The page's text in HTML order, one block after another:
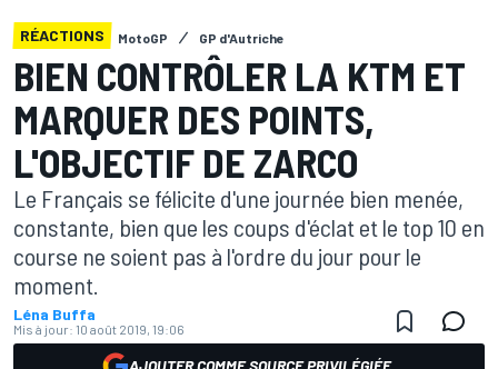
RÉACTIONS MotoGP GP d'Autriche
BIEN CONTRÔLER LA KTM ET
MARQUER DES POINTS,
L'OBJECTIF DE ZARCO
Le Français se félicite d'une journée bien menée,
constante, bien que les coups d'éclat et le top 10 en
course ne soient pas à l'ordre du jour pour le
moment.
Léna Buffa
Mis à jour: 10 août 2019, 19:06
AJOUTER COMME SOURCE PRIVILÉGIÉE